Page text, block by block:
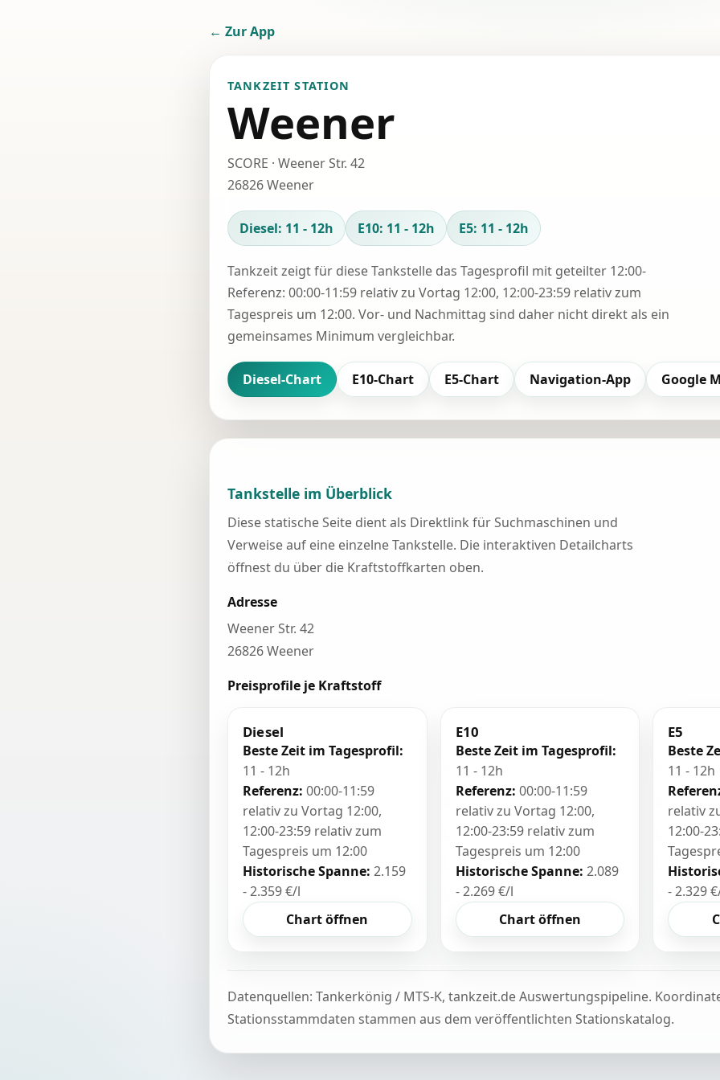
← Zur App
TANKZEIT STATION
Weener
SCORE · Weener Str. 42
26826 Weener
Diesel: 11 - 12h E10: 11 - 12h E5: 11 - 12h
Tankzeit zeigt für diese Tankstelle das Tagesprofil mit geteilter 12:00-
Referenz: 00:00-11:59 relativ zu Vortag 12:00, 12:00-23:59 relativ zum
Tagespreis um 12:00. Vor- und Nachmittag sind daher nicht direkt als ein
gemeinsames Minimum vergleichbar.
Diesel-Chart E10-Chart E5-Chart Navigation-App Google
Tankstelle im Überblick
Diese statische Seite dient als Direktlink für Suchmaschinen und
Verweise auf eine einzelne Tankstelle. Die interaktiven Detailcharts
öffnest du über die Kraftstoffkarten oben.
Adresse
Weener Str. 42
26826 Weener
Preisprofile je Kraftstoff
Diesel
Beste Zeit im Tagesprofil:
11 - 12h
Referenz: 00:00-11:59
relativ zu Vortag 12:00,
12:00-23:59 relativ zum
Tagespreis um 12:00
Historische Spanne: 2.159
- 2.359 €/l
Chart öffnen
E10
Beste Zeit im Tagesprofil:
11 - 12h
Referenz: 00:00-11:59
relativ zu Vortag 12:00,
12:00-23:59 relativ zum
Tagespreis um 12:00
Historische Spanne: 2.089
- 2.269 €/l
Chart öffnen
E5
Beste
11 - 12h
relativ
12:00-
- 2.329
Datenquellen: Tankerkönig / MTS-K, tankzeit.de Auswertungspipeline.
Stationsstammdaten stammen aus dem veröffentlichten Stationskatalog.